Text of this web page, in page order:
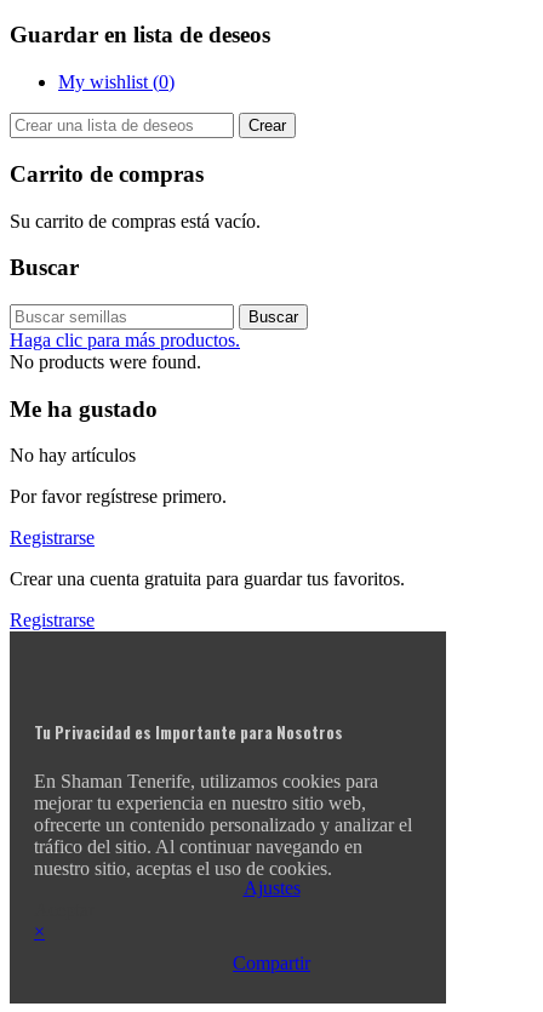
Guardar en lista de deseos
My wishlist (0)
Crear
Carrito de compras
Su carrito de compras está vacío.
Buscar
Buscar
Haga clic para más productos.
No products were found.
Me ha gustado
No hay artículos
Ajustes
Compartir
Por favor regístrese primero.
Registrarse
Crear una cuenta gratuita para guardar tus favoritos.
Registrarse
Tu Privacidad es Importante para Nosotros
En Shaman Tenerife, utilizamos cookies para
mejorar tu experiencia en nuestro sitio web,
ofrecerte un contenido personalizado y analizar el
tráfico del sitio. Al continuar navegando en
nuestro sitio, aceptas el uso de cookies.
×